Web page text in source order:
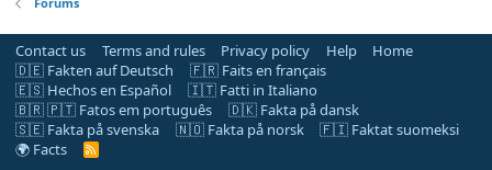
Contact us Terms and rules Privacy policy Help
Home
🇩🇪 Fakten auf Deutsch
🇫🇷 Faits en français
🇪🇸 Hechos en Español
🇮🇹 Fatti in Italiano
🇧🇷 🇵🇹 Fatos em português
🇩🇰 Fakta på dansk
🇸🇪 Fakta på svenska
🇳🇴 Fakta på norsk
🇫🇮 Faktat suomeksi
🌍 Facts
R